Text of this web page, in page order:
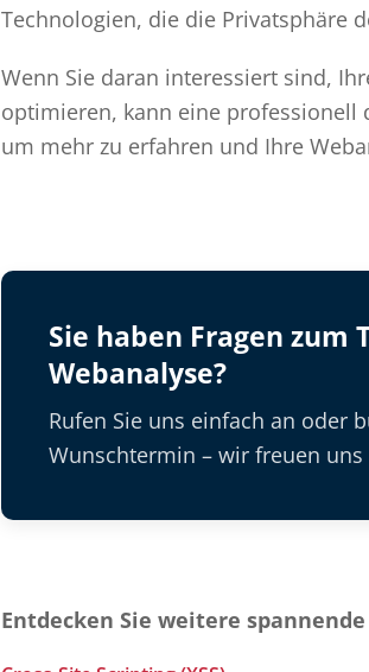
Technologien, die die Privatsphäre
Wenn Sie daran interessiert sind,
optimieren, kann eine professionell
um mehr zu erfahren und Ihre
Sie haben Fragen zum
Webanalyse?
Rufen Sie uns einfach an oder
Wunschtermin – wir freuen uns
Entdecken Sie weitere